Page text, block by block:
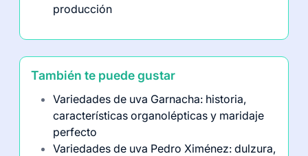
producción
También te puede gustar
Variedades de uva Garnacha: historia,
características organolépticas y maridaje
perfecto
Variedades de uva Pedro Ximénez: dulzura,